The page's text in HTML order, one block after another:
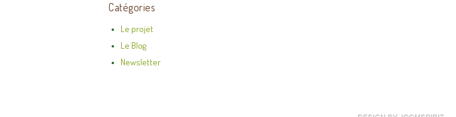
Catégories
Le projet
Le Blog
Newsletter